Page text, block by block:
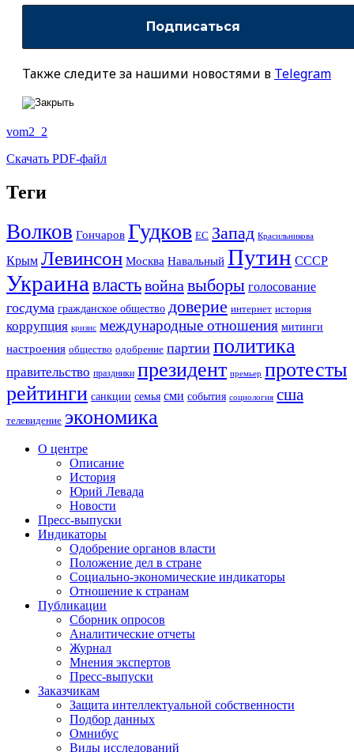
Также следите за нашими новостями в Telegram
vom2_2
Скачать PDF-файл
Теги
Волков Гончаров Гудков ЕС Запад Красильникова
Крым Левинсон Москва Навальный Путин СССР
Украина властьвойна выборы голосование
госдума гражданское общество доверие интернет история
коррупция кризис международные отношения митинги
настроения общество одобрение партии политика
правительство праздники президент премьер протесты
рейтинги санкции семья сми события социология сша
телевидение экономика
О центре
Описание
История
Юрий Левада
Новости
Пресс-выпуски
Индикаторы
Одобрение органов власти
Положение дел в стране
Социально-экономические индикаторы
Отношение к странам
Публикации
Сборник опросов
Аналитические отчеты
Журнал
Мнения экспертов
Пресс-выпуски
Заказчикам
Защита интеллектуальной собственности
Подбор данных
Омнибус
Виды исследований